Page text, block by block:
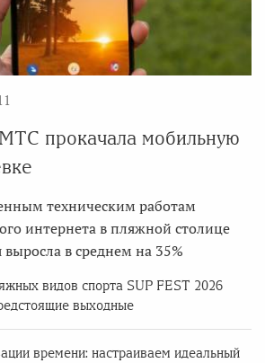
прокачала мобильную
техническим работам
интернета в пляжной столице
в среднем на 35%
видов спорта SUP FEST 2026
выходные
времени: настраиваем идеальный